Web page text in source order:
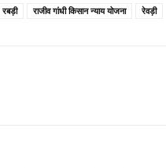
रबड़ी राजीव गांधी किसान न्याय योजना रेवड़ी